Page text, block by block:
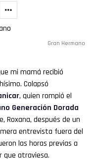
Gran Hermano
mi mamá recibió
Colapsó
, quien rompió el
Generación Dorada
Roxana, después de un
entrevista fuera del
las horas previas a
que atraviesa.